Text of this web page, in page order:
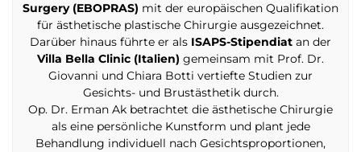
Surgery (EBOPRAS) mit der europäischen Qualifikation
für ästhetische plastische Chirurgie ausgezeichnet.
Darüber hinaus führte er als ISAPS-Stipendiat an der
Villa Bella Clinic (Italien) gemeinsam mit Prof. Dr.
Giovanni und Chiara Botti vertiefte Studien zur
Gesichts- und Brustästhetik durch.
Op. Dr. Erman Ak betrachtet die ästhetische Chirurgie
als eine persönliche Kunstform und plant jede
Behandlung individuell nach Gesichtsproportionen,